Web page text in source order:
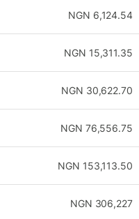
6,124.54
NGN
15,311.35
NGN
30,622.70
NGN
76,556.75
NGN
153,113.50
NGN
306,227
NGN